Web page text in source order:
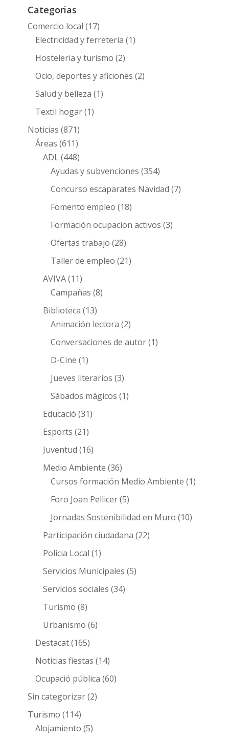
Categorias
Comercio local (17)
Electricidad y ferretería (1)
Hosteleria y turismo (2)
Ocio, deportes y aficiones (2)
Salud y belleza (1)
Textil hogar(1)
Noticias (871)
Áreas (611)
ADL(448)
Ayudas y subvenciones (354)
Concurso escaparates Navidad (7)
Fomento empleo (18)
Formación ocupacion activos (3)
Ofertas trabajo (28)
Taller de empleo (21)
AVIVA(11)
Campañas (8)
Biblioteca (13)
Animación lectora (2)
Conversaciones de autor(1)
D-Cine (1)
Jueves literarios (3)
Sábados mágicos (1)
Educació (31)
Esports (21)
Juventud (16)
Medio Ambiente (36)
Cursos formación Medio Ambiente (1)
Foro Joan Pellicer(5)
Jornadas Sostenibilidad en Muro (10)
Participación ciudadana (22)
Policia Local (1)
Servicios Municipales (5)
Servicios sociales (34)
Turismo (8)
Urbanismo (6)
Destacat(165)
Noticias fiestas (14)
Ocupació pública (60)
Sin categorizar(2)
Turismo (114)
Alojamiento (5)